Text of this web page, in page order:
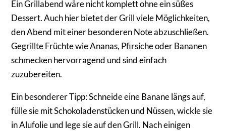
Ein Grillabend wäre nicht komplett ohne ein süßes
Dessert. Auch hier bietet der Grill viele Möglichkeiten,
den Abend mit einer besonderen Note abzuschließen.
Gegrillte Früchte wie Ananas, Pfirsiche oder Bananen
schmecken hervorragend und sind einfach
zuzubereiten.
Ein besonderer Tipp: Schneide eine Banane längs auf,
fülle sie mit Schokoladenstücken und Nüssen, wickle sie
in Alufolie und lege sie auf den Grill. Nach einigen